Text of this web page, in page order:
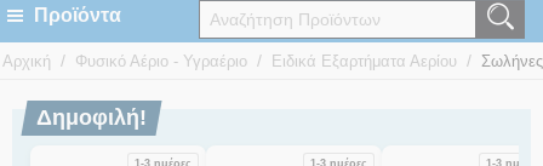
Αρχική / Φυσικό Αέριο - Υγραέριο / Ειδικά Εξαρτήματα Αερίου /
Δημοφιλή!
1-3 ημέρες 1-3 ημέρες 1-3 ημέρες